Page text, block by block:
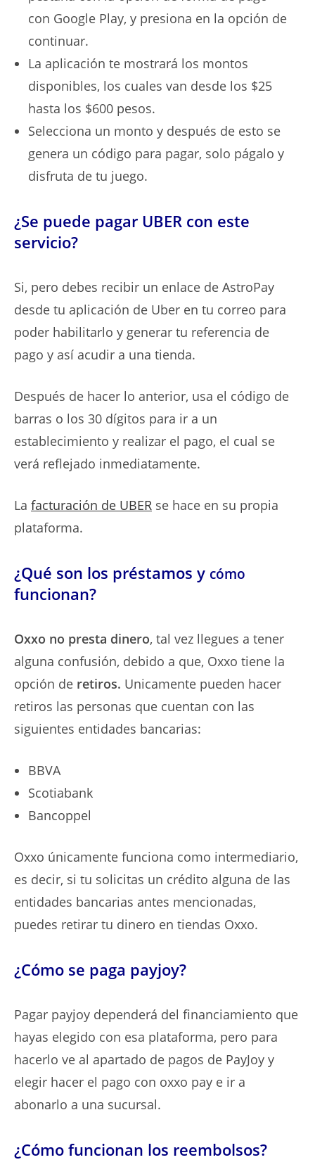
con Google Play, y presiona en la opción de
continuar.
La aplicación te mostrará los montos
disponibles, los cuales van desde los $25
hasta los $600 pesos.
Selecciona un monto y después de esto se
genera un código para pagar, solo págalo y
disfruta de tu juego.
¿Se puede pagar UBER con este
servicio?
Si, pero debes recibir un enlace de AstroPay
desde tu aplicación de Uber en tu correo para
poder habilitarlo y generar tu referencia de
pago y así acudir a una tienda.
Después de hacer lo anterior, usa el código de
barras o los 30 dígitos para ir a un
establecimiento y realizar el pago, el cual se
verá reflejado inmediatamente.
La facturación de UBER se hace en su propia
plataforma.
¿Qué son los préstamos y cómo
funcionan?
Oxxo no presta dinero, tal vez llegues a tener
alguna confusión, debido a que, Oxxo tiene la
opción de retiros. Unicamente pueden hacer
retiros las personas que cuentan con las
siguientes entidades bancarias:
BBVA
Scotiabank
Bancoppel
Oxxo únicamente funciona como intermediario,
es decir, si tu solicitas un crédito alguna de las
entidades bancarias antes mencionadas,
puedes retirar tu dinero en tiendas Oxxo.
¿Cómo se paga payjoy?
Pagar payjoy dependerá del financiamiento que
hayas elegido con esa plataforma, pero para
hacerlo ve al apartado de pagos de PayJoy y
elegir hacer el pago con oxxo pay e ir a
abonarlo a una sucursal.
¿Cómo funcionan los reembolsos?